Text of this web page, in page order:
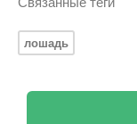
лошадь